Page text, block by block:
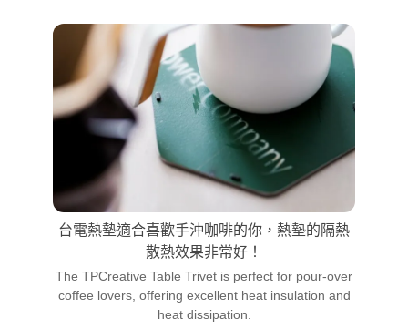
台電熱墊適合喜歡手沖咖啡的你，熱墊的隔熱
散熱效果非常好！
The TPCreative Table Trivet is perfect for pour-over
coffee lovers, offering excellent heat insulation and
heat dissipation.